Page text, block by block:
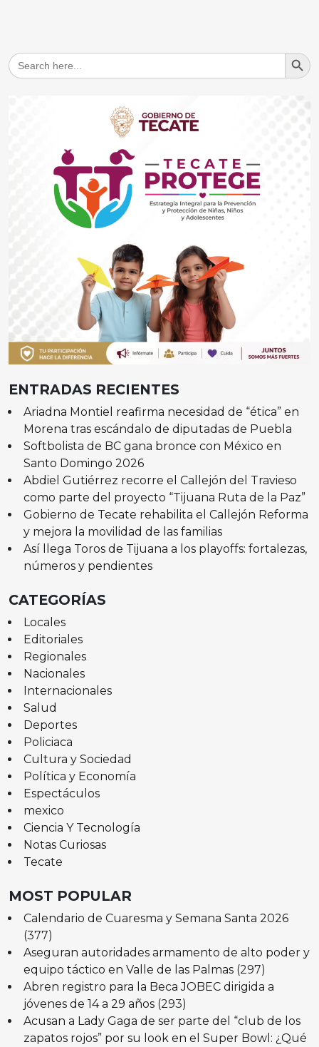
Search
for:
Search
ENTRADAS RECIENTES
Ariadna Montiel reafirma necesidad de “ética” en
Morena tras escándalo de diputadas de Puebla
Softbolista de BC gana bronce con México en
Santo Domingo 2026
Abdiel Gutiérrez recorre el Callejón del Travieso
como parte del proyecto “Tijuana Ruta de la Paz”
Gobierno de Tecate rehabilita el Callejón Reforma
y mejora la movilidad de las familias
Así llega Toros de Tijuana a los playoffs: fortalezas,
números y pendientes
CATEGORÍAS
Locales
Editoriales
Regionales
Nacionales
Internacionales
Salud
Deportes
Policiaca
Cultura y Sociedad
Política y Economía
Espectáculos
mexico
Ciencia Y Tecnología
Notas Curiosas
Tecate
MOST POPULAR
Calendario de Cuaresma y Semana Santa 2026
(377)
Aseguran autoridades armamento de alto poder y
equipo táctico en Valle de las Palmas (297)
Abren registro para la Beca JOBEC dirigida a
jóvenes de 14 a 29 años (293)
Acusan a Lady Gaga de ser parte del “club de los
zapatos rojos” por su look en el Super Bowl: ¿Qué